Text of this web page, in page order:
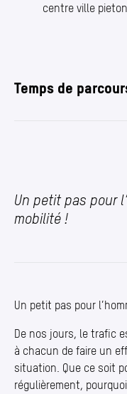
centre ville
Temps de
Un petit pas pour
mobilité !
Un petit pas pour
De nos jours, le trafic
à chacun de faire un
situation. Que ce soit
régulièrement,